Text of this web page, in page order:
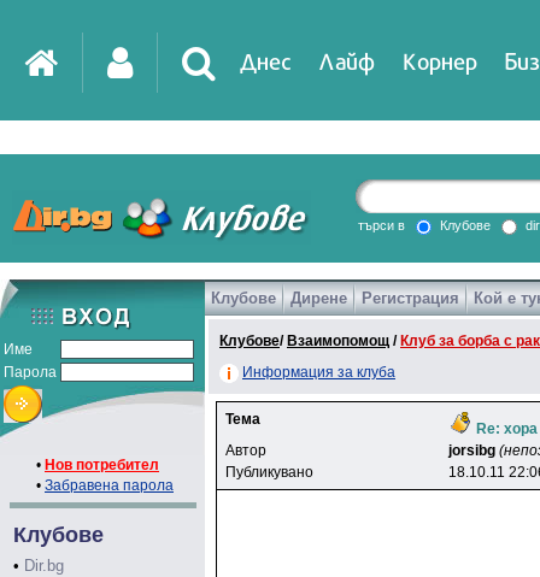
Днес Лайф Корнер
DirTV Impressio
Games
търси в Клубове
Име
Парола
• Нов потребител
• Забравена парола
Клубове
• Dir.bg
Клубове Дирене Регистрация Кой е
Клубове/ Взаимопомощ / Клуб за борба с
Информация за клуба
Тема
Re:
Автор
jorsibg
Публикувано
18.10.11